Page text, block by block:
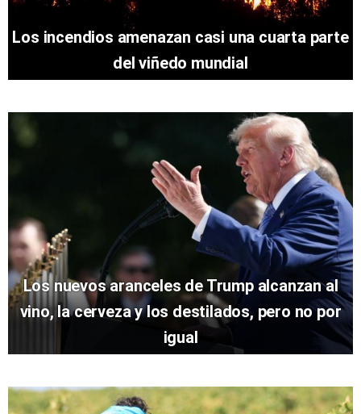
Los incendios amenazan casi una cuarta parte
del viñedo mundial
Los nuevos aranceles de Trump alcanzan al
vino, la cerveza y los destilados, pero no por
igual